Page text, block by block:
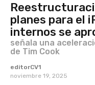
planes para el
internos se
señala una
de Tim Cook
editorCV1
noviembre 19, 2025